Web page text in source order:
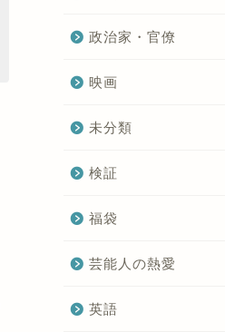
政治家・官僚
映画
未分類
検証
福袋
芸能人の熱愛
英語